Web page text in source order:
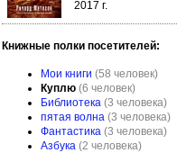
2017 г.
Книжные полки посетителей:
Мои книги (58 человек)
Куплю (6 человек)
Библиотека (3 человека)
пятая волна (3 человека)
Фантастика (3 человека)
Азбука (2 человека)